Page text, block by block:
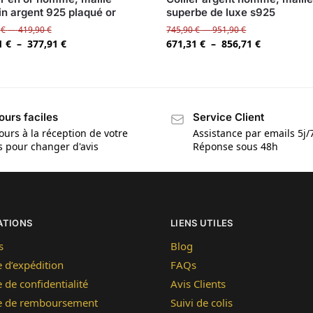
argent 925 plaqué or
€–419,90€
€ – 377,91 €
superbe de luxe s925
745,90€–951,90€
671,31€ – 856,71€
faciles
à la réception de votre
pour changer d'avis
Service Client
Assistance par emails 5j/
Réponse sous 48h
de confidentialité
de remboursement
LIENS UTILES
Blog
FAQs
Avis Clients
Suivi de colis